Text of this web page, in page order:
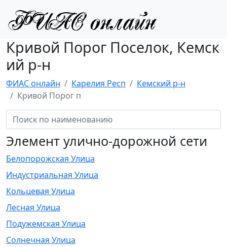
Кривой Порог Поселок, Кемск
ий р-н
ФИАС онлайн Карелия Респ
Кемский р-н
Кривой Порог п
Элемент улично-дорожной сети
Белопорожская Улица
Индустриальная Улица
Кольцевая Улица
Лесная Улица
Подужемская Улица
Солнечная Улица